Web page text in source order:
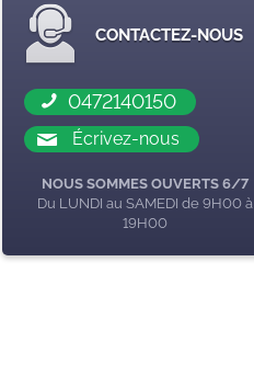
CONTACTEZ-NOUS
0472140150
Écrivez-nous
NOUS SOMMES OUVERTS 6/7
Du LUNDI au SAMEDI de 9H00 à
19H00